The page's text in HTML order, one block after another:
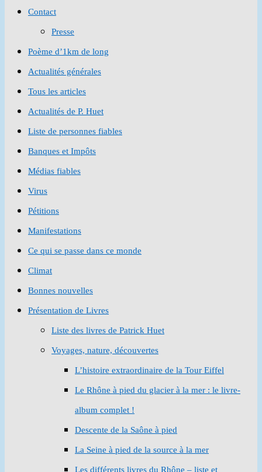
Contact
Presse
Poème d’1km de long
Actualités générales
Tous les articles
Actualités de P. Huet
Liste de personnes fiables
Banques et Impôts
Médias fiables
Virus
Pétitions
Manifestations
Ce qui se passe dans ce monde
Climat
Bonnes nouvelles
Présentation de Livres
Liste des livres de Patrick Huet
Voyages, nature, découvertes
L’histoire extraordinaire de la Tour Eiffel
Le Rhône à pied du glacier à la mer : le livre-
album complet !
Descente de la Saône à pied
La Seine à pied de la source à la mer
Les différents livres du Rhône – liste et